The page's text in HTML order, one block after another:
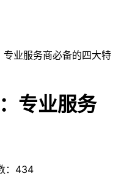
案例 行业动态 公司新闻
专业服务商必备的四大特
专业服务
：434